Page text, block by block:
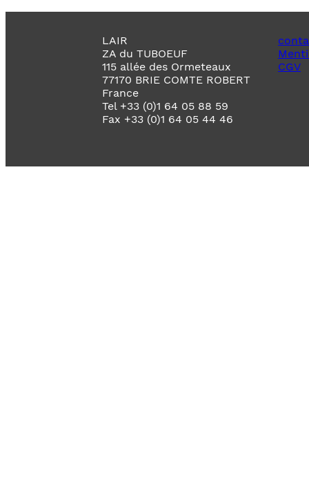
LAIR
ZA du TUBOEUF
115 allée des Ormeteaux
77170 BRIE COMTE ROBERT
France
Tel +33 (0)1 64 05 88 59
Fax +33 (0)1 64 05 44 46
CGV